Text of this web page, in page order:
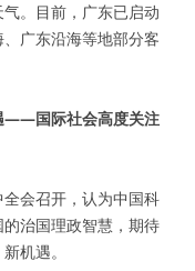
。目前，广东已启动
广东沿海等地部分客
——国际社会高度关注
会召开，认为中国科
治国理政智慧，期待
机遇。